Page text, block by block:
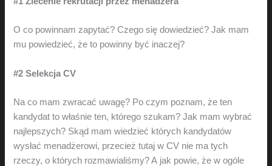
O co powinnam zapytać? Czego się dowiedzieć? Jak mam
mu powiedzieć, że to powinny być inaczej?
#2 Selekcja CV
Na co mam zwracać uwagę? Po czym poznam, że ten
kandydat to właśnie ten, którego szukam? Jak mam wybrać
najlepszych? Skąd mam wiedzieć których kandydatów
wysłać menadżerowi, przecież tutaj w CV nie ma tych
rzeczy, o których rozmawialiśmy? A jak powie, że w ogóle